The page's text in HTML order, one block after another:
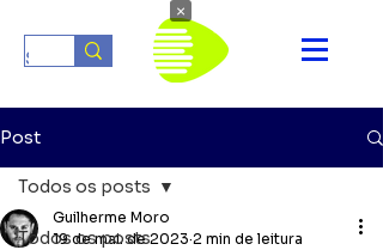
Post
Todos os posts
Todos os posts
Guilherme Moro
19 de mai. de 2023 2 min de leitura
×